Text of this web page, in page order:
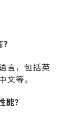
言，包括英
等。
？